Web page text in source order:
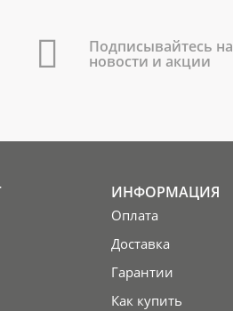
Подписывайтесь на
новости и акции
ИНФОРМАЦИЯ
Оплата
Доставка
Гарантии
Как купить